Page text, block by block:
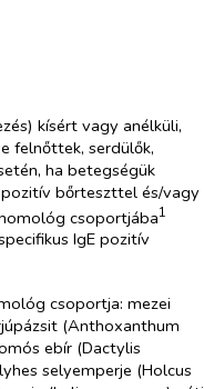
kísért vagy anélküli,
felnőttek, serdülők,
ha betegségük
bőrteszttel és/vagy
csoportjába1
IgE pozitív
csoportja: mezei
(Anthoxanthum
ebír (Dactylis
selyemperje (Holcus